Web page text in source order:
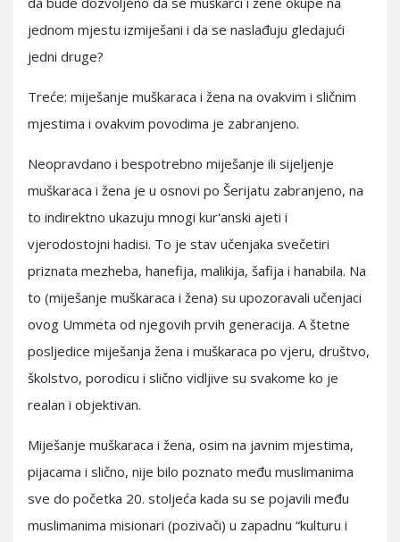
jednom mjestu izmiješani i da se naslađuju gledajući
jedni druge?
Treće: miješanje muškaraca i žena na ovakvim i sličnim
mjestima i ovakvim povodima je zabranjeno.
Neopravdano i bespotrebno miješanje ili sijeljenje
muškaraca i žena je u osnovi po Šerijatu zabranjeno, na
to indirektno ukazuju mnogi kur'anski ajeti i
vjerodostojni hadisi. To je stav učenjaka svečetiri
priznata mezheba, hanefija, malikija, šafija i hanabila. Na
to (miješanje muškaraca i žena) su upozoravali učenjaci
ovog Ummeta od njegovih prvih generacija. A štetne
posljedice miješanja žena i muškaraca po vjeru, društvo,
školstvo, porodicu i slično vidljive su svakome ko je
realan i objektivan.
Miješanje muškaraca i žena, osim na javnim mjestima,
pijacama i slično, nije bilo poznato među muslimanima
sve do početka 20. stoljeća kada su se pojavili među
muslimanima misionari (pozivači) u zapadnu “kulturu i